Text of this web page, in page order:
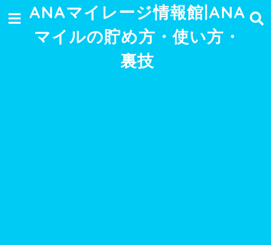
ANAマイレージ情報館|ANA
マイルの貯め方・使い方・
裏技